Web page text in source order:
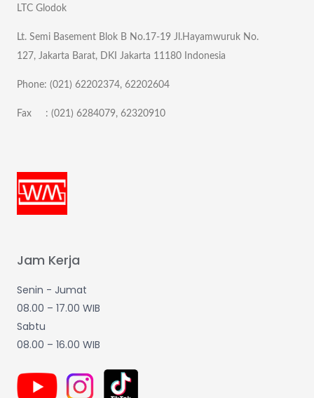
LTC Glodok
Lt. Semi Basement Blok B No.17-19 Jl.Hayamwuruk No.
127, Jakarta Barat, DKI Jakarta 11180 Indonesia
Phone: (021) 62202374, 62202604
Fax : (021) 6284079, 62320910
Jam Kerja
Senin - Jumat
08.00 – 17.00 WIB
Sabtu
08.00 – 16.00 WIB